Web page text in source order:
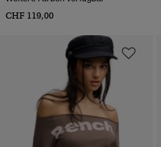
CHF 119,00